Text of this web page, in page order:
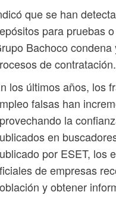
que se han
para pruebas
Bachoco
de contratación.
los últimos años, los
falsas han
la
en
por ESET, los
de empresas
y obtener